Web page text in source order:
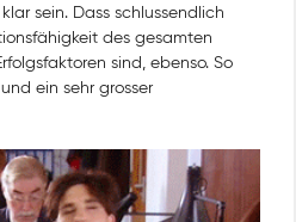
sein. Dass schlussendlich
des gesamten
sind, ebenso. So
ein sehr grosser